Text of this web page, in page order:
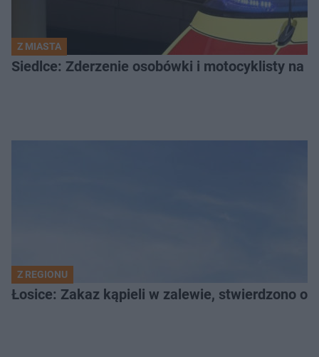
Z MIASTA
Siedlce: Zderzenie osobówki i motocyklisty na
Z REGIONU
Łosice: Zakaz kąpieli w zalewie, stwierdzono